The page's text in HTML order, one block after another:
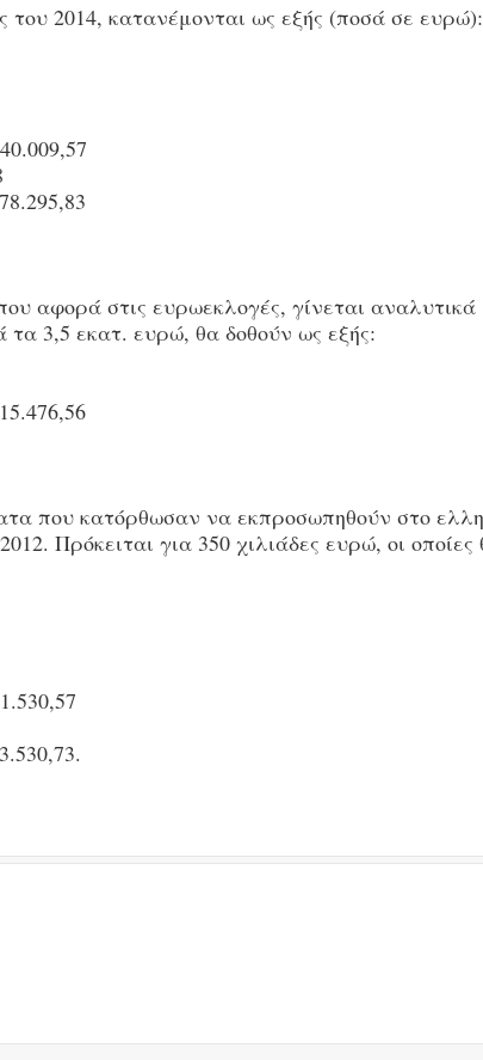
του 2014, κατανέμονται ως εξής (ποσά σε ευρώ):
αφορά στις ευρωεκλογές, γίνεται αναλυτικά
3,5 εκατ. ευρώ, θα δοθούν ως εξής:
που κατόρθωσαν να εκπροσωπηθούν στο
Πρόκειται για 350 χιλιάδες ευρώ, οι οποίες